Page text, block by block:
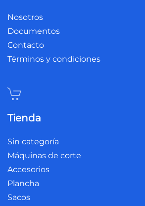
Nosotros
Documentos
Contacto
Términos y condiciones
Tienda
Sin categoría
Máquinas de corte
Accesorios
Plancha
Sacos